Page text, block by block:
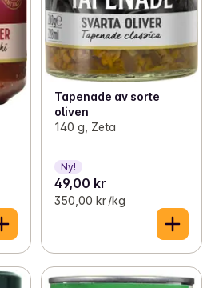
Tapenade av sorte
oliven
140 g, Zeta
Ny!
49,00 kr
350,00 kr /kg